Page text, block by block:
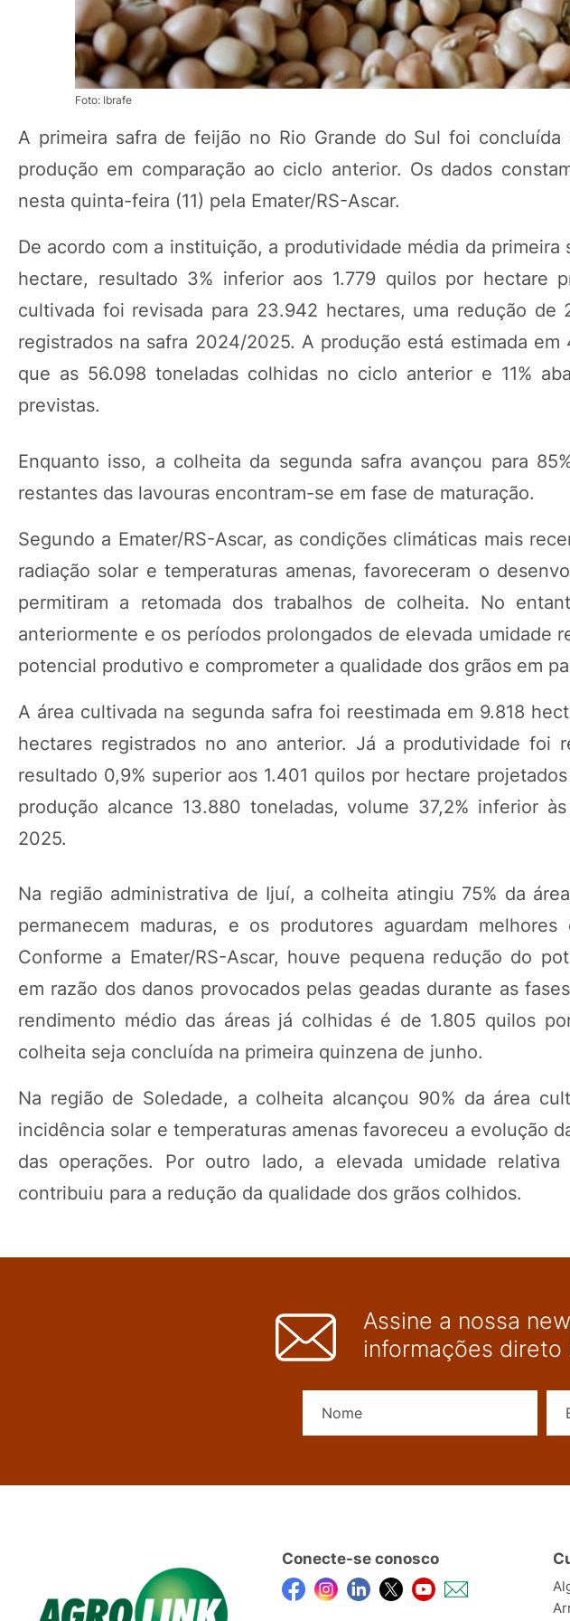
Foto: Ibrafe
A primeira safra de feijão no Rio Grande do Sul foi
produção em comparação ao ciclo anterior. Os dados
nesta quinta-feira (11) pela Emater/RS-Ascar.
De acordo com a instituição, a produtividade média da
hectare, resultado 3% inferior aos 1.779 quilos por hectare
cultivada foi revisada para 23.942 hectares, uma redução de
registrados na safra 2024/2025. A produção está estimada em
que as 56.098 toneladas colhidas no ciclo anterior e 11%
previstas.
Enquanto isso, a colheita da segunda safra avançou para
restantes das lavouras encontram-se em fase de maturação.
Segundo a Emater/RS-Ascar, as condições climáticas mais
radiação solar e temperaturas amenas, favoreceram o
permitiram a retomada dos trabalhos de colheita. No
anteriormente e os períodos prolongados de elevada umidade
potencial produtivo e comprometer a qualidade dos grãos em
A área cultivada na segunda safra foi reestimada em 9.818
hectares registrados no ano anterior. Já a produtividade foi
resultado 0,9% superior aos 1.401 quilos por hectare
produção alcance 13.880 toneladas, volume 37,2% inferior
2025.
Na região administrativa de Ijuí, a colheita atingiu 75% da
permanecem maduras, e os produtores aguardam
Conforme a Emater/RS-Ascar, houve pequena redução do
em razão dos danos provocados pelas geadas durante as
rendimento médio das áreas já colhidas é de 1.805 quilos
colheita seja concluída na primeira quinzena de junho.
Na região de Soledade, a colheita alcançou 90% da área
incidência solar e temperaturas amenas favoreceu a evolução
das operações. Por outro lado, a elevada umidade
contribuiu para a redução da qualidade dos grãos colhidos.
Assine a nossa
informações direto
Conecte-se conosco